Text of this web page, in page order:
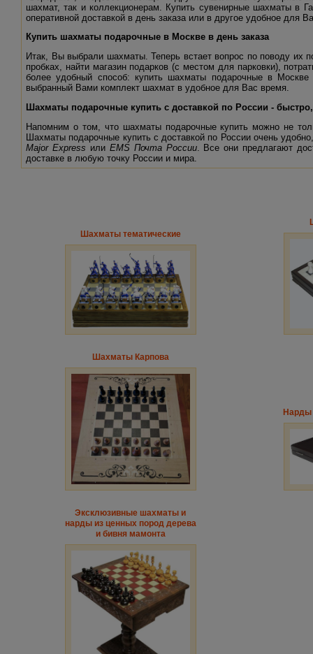
шахмат, так и коллекционерам. Купить сувенирные шахматы в
оперативной доставкой в день заказа или в другое удобное для
Купить шахматы подарочные в Москве в день заказа
Итак, Вы выбрали шахматы. Теперь встает вопрос по поводу их
пробках, найти магазин подарков (с местом для парковки),
более удобный способ: купить шахматы подарочные в
выбранный Вами комплект шахмат в удобное для Вас время.
Шахматы подарочные купить с доставкой по России -
Напомним о том, что шахматы подарочные купить можно не
Шахматы подарочные купить с доставкой по России очень
Major Express или EMS Почта России. Все они предлагают
доставке в любую точку России и мира.
Шахматы тематические
Шахматы Карпова
Нарды
Эксклюзивные шахматы и
нарды из ценных пород дерева
и бивня мамонта